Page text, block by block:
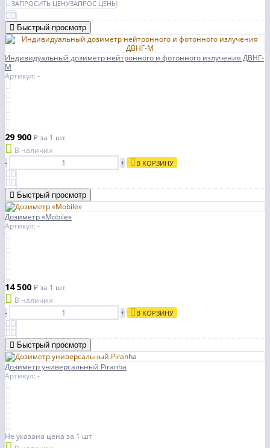
ЗАПРОСИТЬ ЦЕНУЗАПРОС ЦЕНЫ
Быстрый просмотр
Индивидуальный дозиметр нейтронного и фотонного излучения ДВНГ-
М
Артикул: -
29 900 ₽за 1 шт
В наличии
-
+ В КОРЗИНУ
Быстрый просмотр
Дозиметр «Mobile»
Артикул: -
14 500 ₽за 1 шт
В наличии
-
+ В КОРЗИНУ
Быстрый просмотр
Дозиметр универсальный Piranha
Артикул: -
Не указана цена за 1 шт